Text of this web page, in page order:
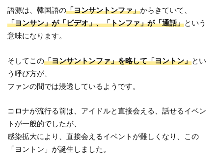
語源は、韓国語の「ヨンサントンファ」からきていて、
「ヨンサン」が「ビデオ」、「トンファ」が「通話」という
意味になります。
そしてこの「ヨンサントンファ」を略して「ヨントン」とい
う呼び方が、
ファンの間では浸透しているようです。
コロナが流行る前は、アイドルと直接会える、話せるイベン
トが一般的でしたが、
感染拡大により、直接会えるイベントが難しくなり、この
「ヨントン」が誕生しました。